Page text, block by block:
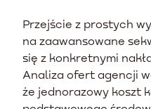
Przejście z prostych
na zaawansowane
się z konkretnymi
Analiza ofert agencji
że jednorazowy koszt